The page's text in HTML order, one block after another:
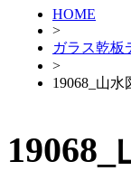
HOME
>
ガラス乾板
>
19068_山水